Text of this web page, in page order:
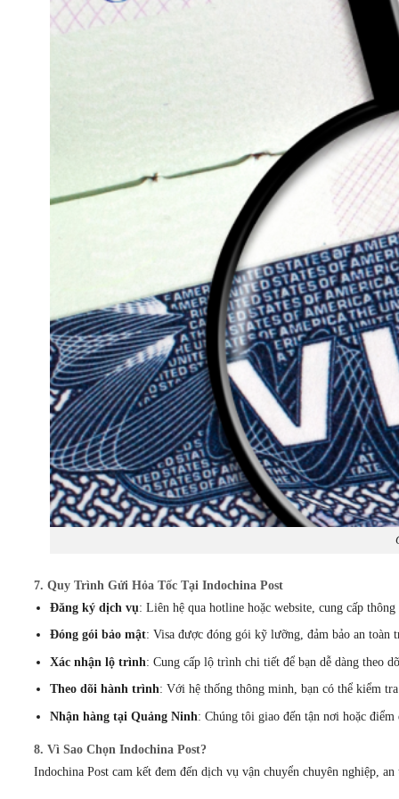
7. Quy Trình Gửi Hỏa Tốc Tại Indochina Post
Đăng ký dịch vụ: Liên hệ qua hotline hoặc website, cung cấp
Đóng gói bảo mật: Visa được đóng gói kỹ lưỡng, đảm bảo an toàn
Xác nhận lộ trình: Cung cấp lộ trình chi tiết để bạn dễ dàng theo
Theo dõi hành trình: Với hệ thống thông minh, bạn có thể kiểm
Nhận hàng tại Quảng Ninh: Chúng tôi giao đến tận nơi hoặc
8. Vì Sao Chọn Indochina Post?
Indochina Post cam kết đem đến dịch vụ vận chuyển chuyên nghiệp, an